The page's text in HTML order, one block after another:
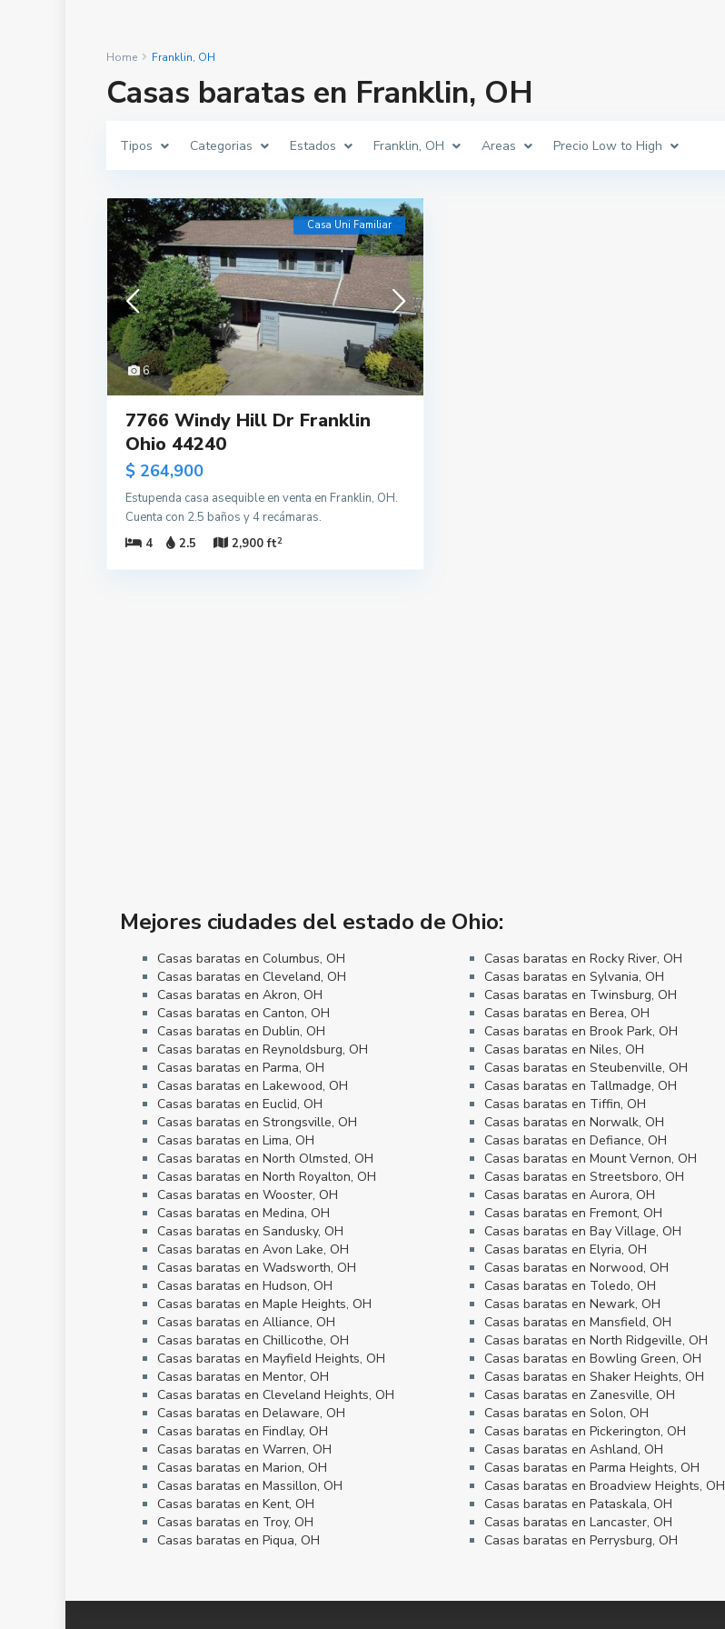
Home Franklin, OH
Casas baratas en Franklin, OH
Tipos Categorias Estados Franklin, OH Areas Precio Low to High
6
Casa Uni Familiar
7766 Windy Hill Dr Franklin
Ohio 44240
$ 264,900
Estupenda casa asequible en venta en Franklin, OH.
Cuenta con 2.5 baños y 4 recámaras.
4
2.5 2,900 ft2
Mejores ciudades del estado de Ohio:
Casas baratas en Columbus, OH
Casas baratas en Cleveland, OH
Casas baratas en Akron, OH
Casas baratas en Canton, OH
Casas baratas en Dublin, OH
Casas baratas en Reynoldsburg, OH
Casas baratas en Parma, OH
Casas baratas en Lakewood, OH
Casas baratas en Euclid, OH
Casas baratas en Strongsville, OH
Casas baratas en Lima, OH
Casas baratas en North Olmsted, OH
Casas baratas en North Royalton, OH
Casas baratas en Wooster, OH
Casas baratas en Medina, OH
Casas baratas en Sandusky, OH
Casas baratas en Avon Lake, OH
Casas baratas en Wadsworth, OH
Casas baratas en Hudson, OH
Casas baratas en Maple Heights, OH
Casas baratas en Alliance, OH
Casas baratas en Chillicothe, OH
Casas baratas en Mayfield Heights, OH
Casas baratas en Mentor, OH
Casas baratas en Cleveland Heights, OH
Casas baratas en Delaware, OH
Casas baratas en Findlay, OH
Casas baratas en Warren, OH
Casas baratas en Marion, OH
Casas baratas en Massillon, OH
Casas baratas en Kent, OH
Casas baratas en Troy, OH
Casas baratas en Piqua, OH
Casas baratas en Rocky River, OH
Casas baratas en Sylvania, OH
Casas baratas en Twinsburg, OH
Casas baratas en Berea, OH
Casas baratas en Brook Park, OH
Casas baratas en Niles, OH
Casas baratas en Steubenville, OH
Casas baratas en Tallmadge, OH
Casas baratas en Tiffin, OH
Casas baratas en Norwalk, OH
Casas baratas en Defiance, OH
Casas baratas en Mount Vernon, OH
Casas baratas en Streetsboro, OH
Casas baratas en Aurora, OH
Casas baratas en Fremont, OH
Casas baratas en Bay Village, OH
Casas baratas en Elyria, OH
Casas baratas en Norwood, OH
Casas baratas en Toledo, OH
Casas baratas en Newark, OH
Casas baratas en Mansfield, OH
Casas baratas en North Ridgeville, OH
Casas baratas en Bowling Green, OH
Casas baratas en Shaker Heights, OH
Casas baratas en Zanesville, OH
Casas baratas en Solon, OH
Casas baratas en Pickerington, OH
Casas baratas en Ashland, OH
Casas baratas en Parma Heights, OH
Casas baratas en Broadview Heights, OH
Casas baratas en Pataskala, OH
Casas baratas en Lancaster, OH
Casas baratas en Perrysburg, OH